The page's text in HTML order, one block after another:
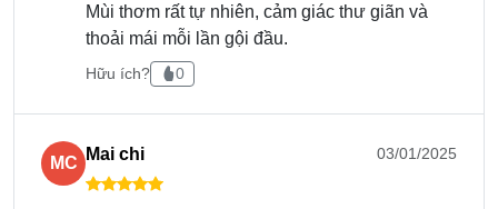
Cách kiểm tra hàng chính hãng
Date in laze.
Hàng chính hãng có đầy đủ tem chống hàng giả ở
cổ chai, tem điện tử ở thân chai.
Mùi thơm rất tự nhiên, cảm giác thư giãn và
thoải mái mỗi lần gội đầu.
Hữu ích? 0
MC Mai chi 03/01/2025